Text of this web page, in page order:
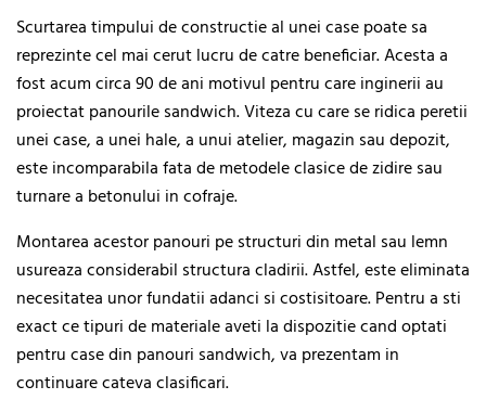
Scurtarea timpului de constructie al unei case poate sa
reprezinte cel mai cerut lucru de catre beneficiar. Acesta a
fost acum circa 90 de ani motivul pentru care inginerii au
proiectat panourile sandwich. Viteza cu care se ridica peretii
unei case, a unei hale, a unui atelier, magazin sau depozit,
este incomparabila fata de metodele clasice de zidire sau
turnare a betonului in cofraje.
Montarea acestor panouri pe structuri din metal sau lemn
usureaza considerabil structura cladirii. Astfel, este eliminata
necesitatea unor fundatii adanci si costisitoare. Pentru a sti
exact ce tipuri de materiale aveti la dispozitie cand optati
pentru case din panouri sandwich, va prezentam in
continuare cateva clasificari.